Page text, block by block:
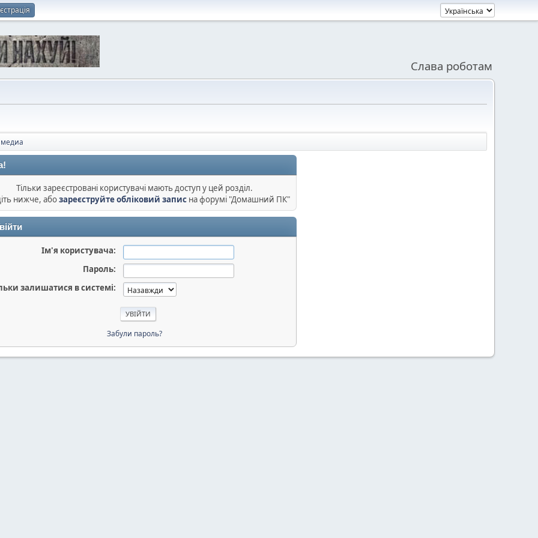
Слава роботам
Тільки зареєстровані користувачі мають доступ у цей розділ.
нижче, абозареєструйте обліковий записна форумі "Домашний ПК"
Ім'я користувача:
Пароль:
залишатися в системі:
Забули пароль?